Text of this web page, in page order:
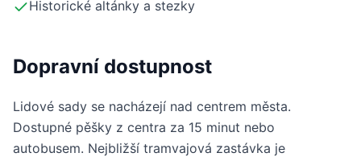
Historické altánky a stezky
Dopravní dostupnost
Lidové sady se nacházejí nad centrem města.
Dostupné pěšky z centra za 15 minut nebo
autobusem. Nejbližší tramvajová zastávka je